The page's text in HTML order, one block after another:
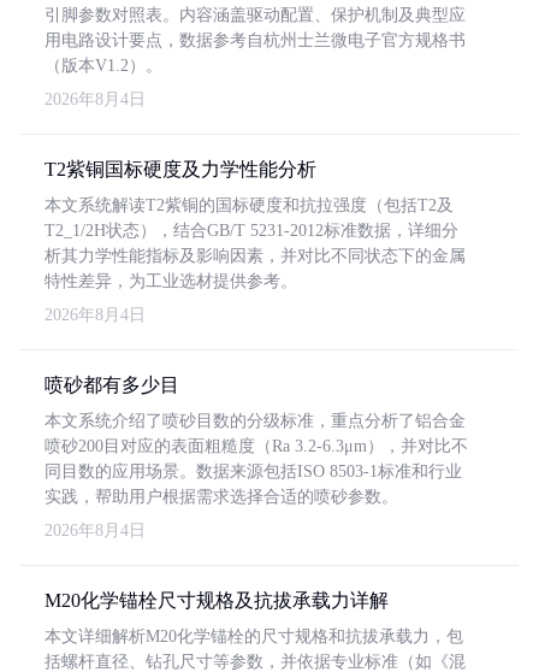
引脚参数对照表。内容涵盖驱动配置、保护机制及典型应
用电路设计要点，数据参考自杭州士兰微电子官方规格书
（版本V1.2）。
2026年8月4日
T2紫铜国标硬度及力学性能分析
本文系统解读T2紫铜的国标硬度和抗拉强度（包括T2及
T2_1/2H状态），结合GB/T 5231-2012标准数据，详细分
析其力学性能指标及影响因素，并对比不同状态下的金属
特性差异，为工业选材提供参考。
2026年8月4日
喷砂都有多少目
本文系统介绍了喷砂目数的分级标准，重点分析了铝合金
喷砂200目对应的表面粗糙度（Ra 3.2-6.3μm），并对比不
同目数的应用场景。数据来源包括ISO 8503-1标准和行业
实践，帮助用户根据需求选择合适的喷砂参数。
2026年8月4日
M20化学锚栓尺寸规格及抗拔承载力详解
本文详细解析M20化学锚栓的尺寸规格和抗拔承载力，包
括螺杆直径、钻孔尺寸等参数，并依据专业标准（如《混